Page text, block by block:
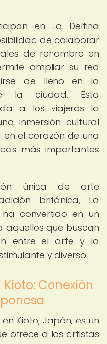
en La Delfina
de colaborar
de renombre en
ampliar su red
de lleno en la
la ciudad. Esta
a los viajeros la
inmersión cultural
el corazón de una
más importantes
única de arte
británica, La
ha convertido en un
aquellos que buscan
entre el arte y la
y diverso.
Conexión
Kioto, Japón, es un
ofrece a los artistas